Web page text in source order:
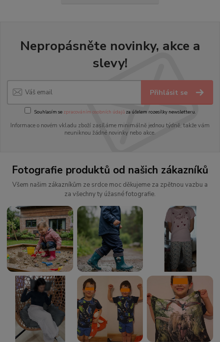
Nepropásněte novinky, akce a
slevy!
Přihlásit se
Souhlasím se zpracováním osobních údajůza účelem rozesílky newsletteru.
Informace o novém vkladu zboží zasíláme minimálně jednou týdně, takže vám
neuniknou žádné novinky nebo akce.
Fotografie produktů od našich zákazníků
Všem našim zákazníkům ze srdce moc děkujeme za zpětnou vazbu a
za všechny ty úžasné fotografie.